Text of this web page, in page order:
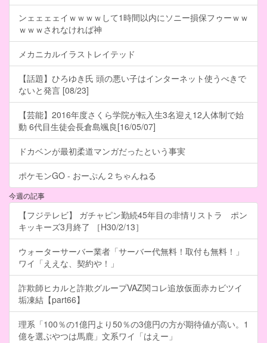
ンェェェェイｗｗｗｗして1時間以内にソニー損保フゥーｗｗ
ｗｗｗされなければ神
メカニカルイラストレイテッド
【話題】ひろゆき氏 頭の悪い子はインターネット使うべきで
ないと発言 [08/23]
【芸能】2016年度さくら学院が転入生3名迎え12人体制で始
動 6代目生徒会長倉島颯良[16/05/07]
ドカベンが最初柔道マンガだったという事実
ポケモンGO - おーぷん２ちゃんねる
今週の記事
【フジテレビ】 ガチャピン勤続45年目の非情リストラ ポン
キッキーズ3月終了 ［H30/2/13］
ウォーターサーバー業者「サーバー代無料！取付も無料！」
ワイ「ええな、契約や！」
詐欺師ヒカルと詐欺グループVAZ関コレ追放仮面赤カビツイ
垢凍結【part66】
理系「100％の1億円より50％の3億円の方が期待値が高い。1
億を選ぶやつは馬鹿」文系ワイ「はえー」